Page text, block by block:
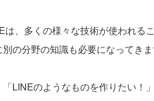
は、多くの様々な技術が使われる
別の分野の知識も必要になってき
「LINEのようなものを作りたい！